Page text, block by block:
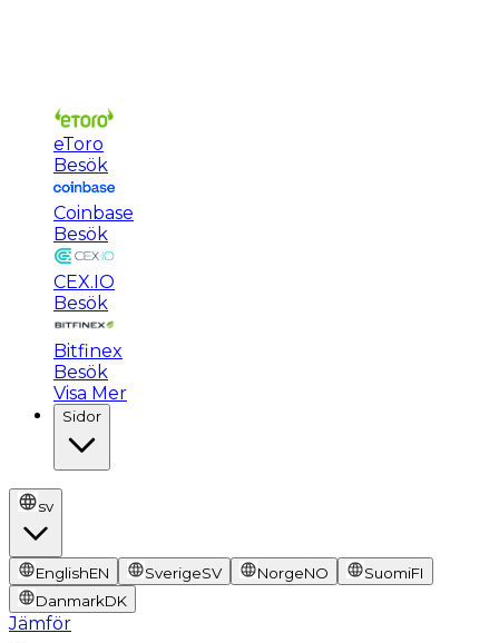
eToro
Besök
Coinbase
Besök
CEX.IO
Besök
Bitfinex
Besök
Visa Mer
Sidor
sv
EnglishEN SverigeSV NorgeNO SuomiFI
DanmarkDK
Jämför